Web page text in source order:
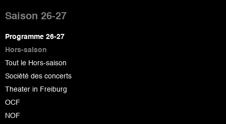
de
page
Saison 26-27
Programme 26-27
Hors-saison
Tout le Hors-saison
Société des concerts
Theater in Freiburg
OCF
NOF